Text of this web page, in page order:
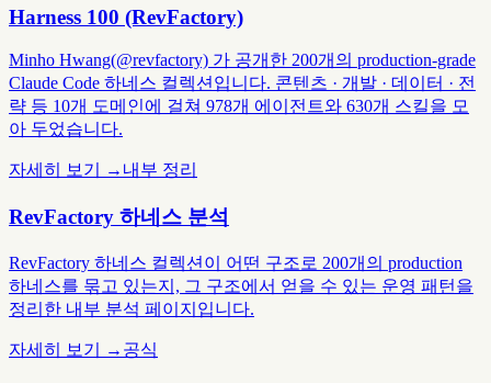
Harness 100 (RevFactory)
Minho Hwang(@revfactory) 가 공개한 200개의 production-grade
Claude Code 하네스 컬렉션입니다. 콘텐츠 · 개발 · 데이터 · 전
략 등 10개 도메인에 걸쳐 978개 에이전트와 630개 스킬을 모
아 두었습니다.
자세히 보기 → 내부 정리
RevFactory 하네스 분석
RevFactory 하네스 컬렉션이 어떤 구조로 200개의 production
하네스를 묶고 있는지, 그 구조에서 얻을 수 있는 운영 패턴을
정리한 내부 분석 페이지입니다.
자세히 보기 → 공식